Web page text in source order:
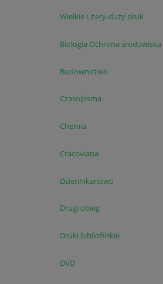
Wielkie Litery-duży druk
Biologia Ochrona środowiska
Budownictwo
Czasopisma
Chemia
Cracoviana
Dziennikarstwo
Drugi obieg
Druki bibliofilskie
DVD